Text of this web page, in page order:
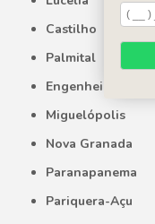
Castilho
Palmital
Engenheiro
Miguelópolis
Nova Granada
Paranapanema
Pariquera-Açu